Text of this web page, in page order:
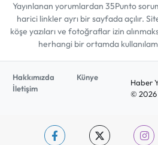
Yayınlanan yorumlardan 35Punto
harici linkler ayrı bir sayfada açılır.
köşe yazıları ve fotoğraflar izin
herhangi bir ortamda
Hakkımızda
Künye
İletişim
Haber
© 2026